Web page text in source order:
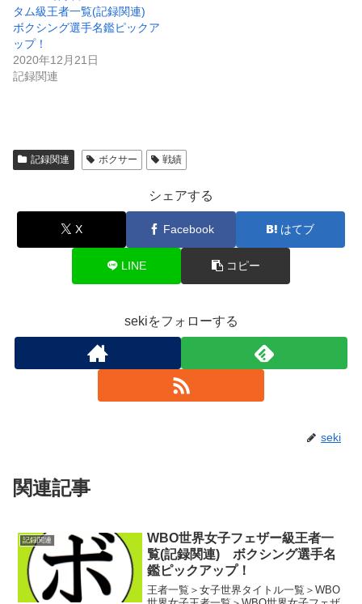
タム級王者一覧(記録関連)
ボクシング選手名鑑ピックア
ップ！
2020年12月21日
記録関連
記録関連 ボクサー 戦績
シェアする
X Facebook はてブ
LINE コピー
sekiをフォローする
seki
関連記事
記録関連
WBO世界女子フェザー級王者一
覧(記録関連) ボクシング選手名
鑑ピックアップ！
王者一覧＞女子世界タイトル一覧＞WBO